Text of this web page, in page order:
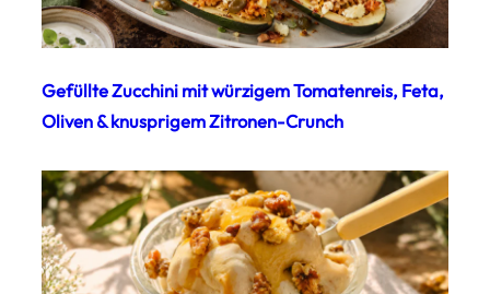
Gefüllte Zucchini mit würzigem Tomatenreis, Feta,
Oliven & knusprigem Zitronen-Crunch